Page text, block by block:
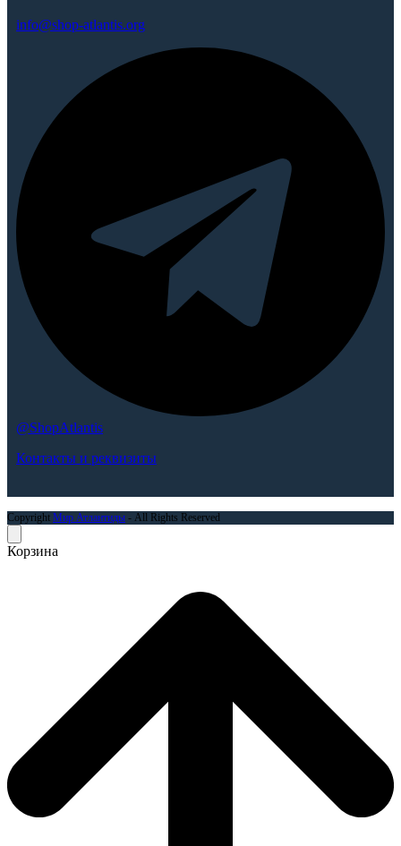
info@shop-atlantis.org
@ShopAtlantis
Контакты и реквизиты
Copyright Мир Атлантиды - All Rights Reserved
Корзина